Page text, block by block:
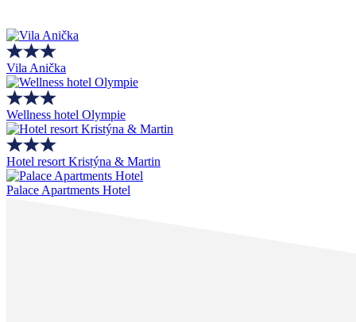
Vila Anička
Wellness hotel Olympie
Hotel resort Kristýna & Martin
Palace Apartments Hotel